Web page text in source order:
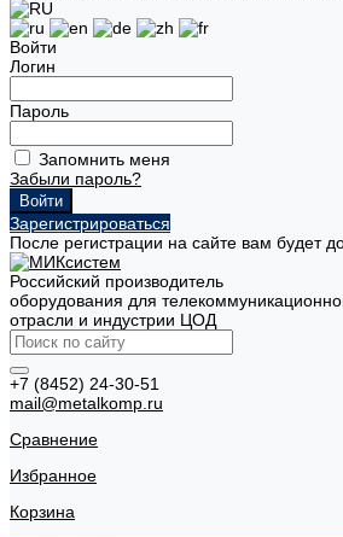
Войти
Логин
Пароль
Запомнить меня
Забыли пароль?
Зарегистрироваться
После регистрации на сайте вам будет
Российский производитель
оборудования для
отрасли и индустрии ЦОД
+7 (8452) 24-30-51
mail@metalkomp.ru
Сравнение
Избранное
Корзина